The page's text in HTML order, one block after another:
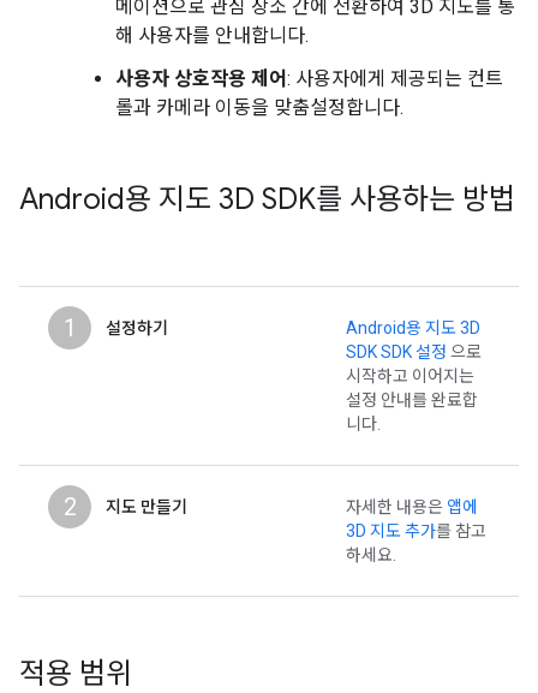
메이션으로 관심 장소 간에 전환하여 3D 지도를 통
해 사용자를 안내합니다.
사용자 상호작용 제어 : 사용자에게 제공되는 컨트
롤과 카메라 이동을 맞춤설정합니다.
Android용 지도 3D SDK를 사용하는 방법
1 설정하기
Android용 지도 3D
SDK SDK 설정 으로
시작하고 이어지는
설정 안내를 완료합
니다.
2 지도 만들기 자세한 내용은 앱에
3D 지도 추가를 참고
하세요.
적용 범위